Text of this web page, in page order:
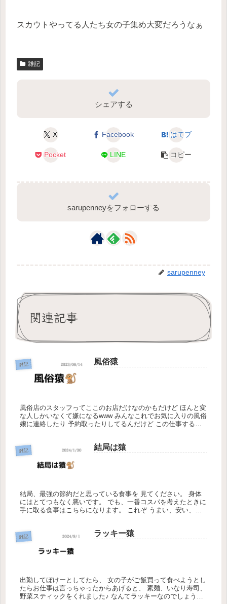
スカウトやってる人たち女の子集め大変だろうなぁ
雑記
シェアする
X Facebook はてブ
Pocket LINE コピー
sarupenneyをフォローする
sarupenney
関連記事
雑記 風俗猿
風俗店のスタッフってここのお店だけなのかもだけど ほんと変
な人しかいなくて嫌になるwww みんなこれでお気に入りの風俗
嬢に連絡したり 予約取ったりしてるんだけど この仕事するま
雑記 結局は猿
結局、最強の節約だと思っている食事を 見てください。 身体
にはとてつもなく悪いです。 でも、一番コスパを考えたときに
手に取る食事はこちらになります。 これぞ うまい、安い、は
雑記 ラッキー猿
出勤してぼけーとしてたら、 女の子がご飯買って食べようとし
たらお仕事は言っちゃったからあげると、 素麺、いなり寿司、
野菜スティックをくれました♪ なんてラッキーなのでしょう😋